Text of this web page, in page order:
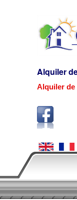
Alquiler
Alquiler de